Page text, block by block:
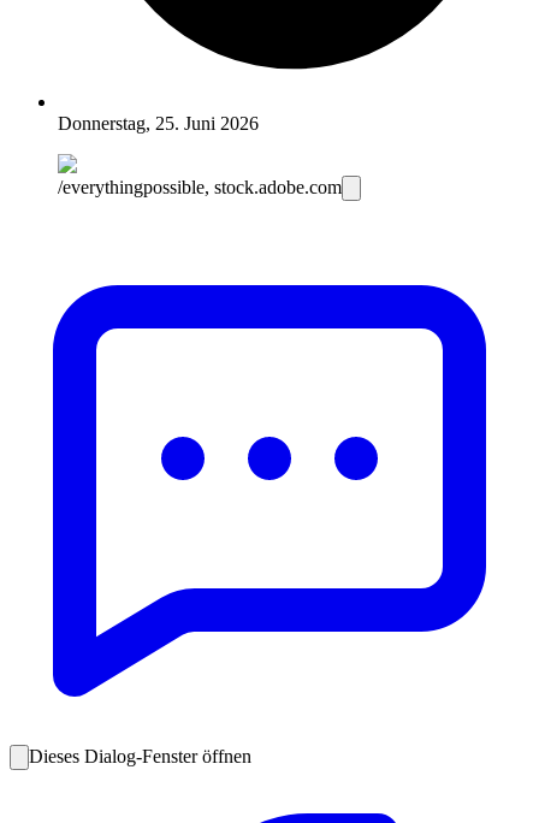
Donnerstag, 25. Juni 2026
/everythingpossible, stock.adobe.com
Dieses Dialog-Fenster öffnen